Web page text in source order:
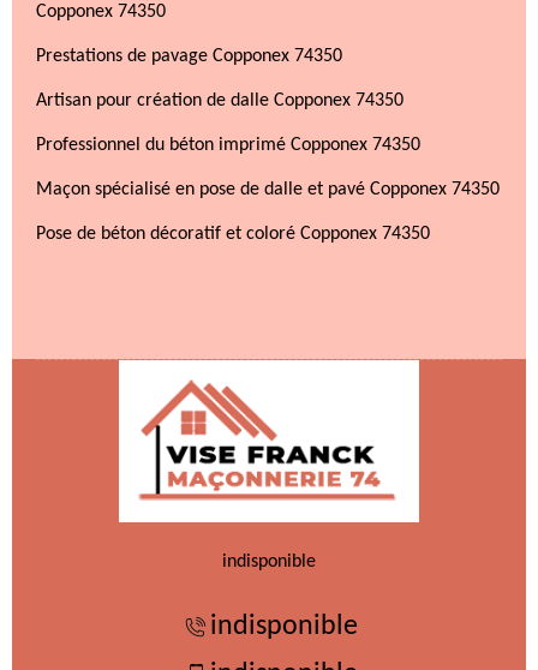
Copponex 74350
Prestations de pavage Copponex 74350
Artisan pour création de dalle Copponex 74350
Professionnel du béton imprimé Copponex 74350
Maçon spécialisé en pose de dalle et pavé Copponex 74350
Pose de béton décoratif et coloré Copponex 74350
indisponible
indisponible